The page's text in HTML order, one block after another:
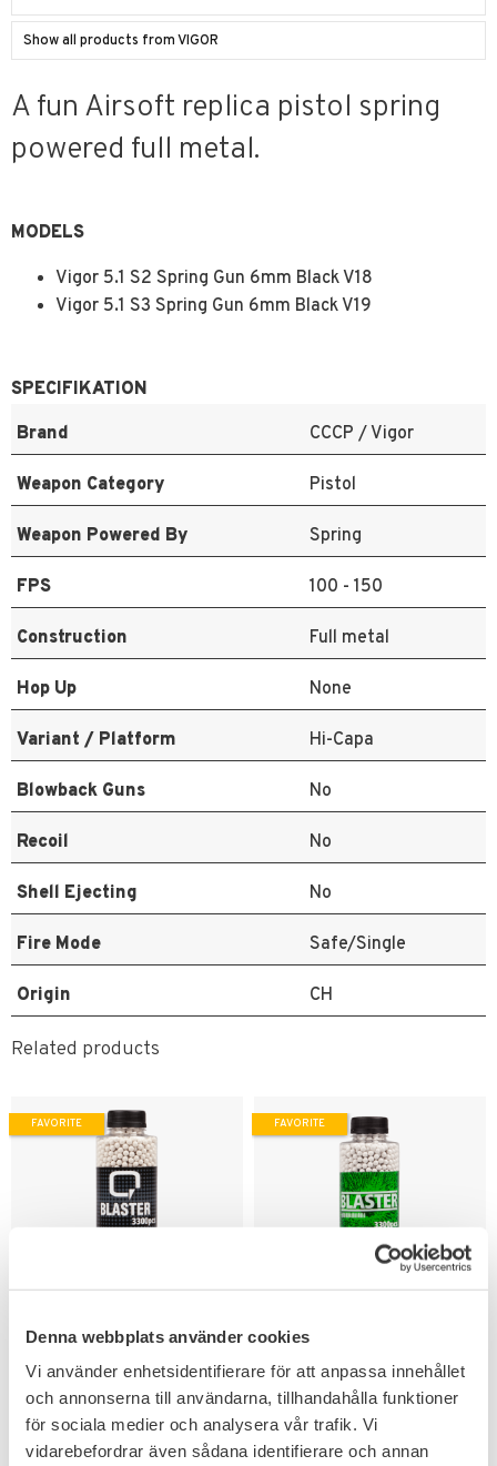
Denna webbplats använder cookies
Vi använder enhetsidentifierare för att anpassa innehållet
och annonserna till användarna, tillhandahålla funktioner
för sociala medier och analysera vår trafik. Vi
vidarebefordrar även sådana identifierare och annan
Show all products from VIGOR
A fun Airsoft replica pistol spring
powered full metal.
MODELS
Vigor 5.1 S2 Spring Gun 6mm Black V18
Vigor 5.1 S3 Spring Gun 6mm Black V19
SPECIFIKATION
Brand
CCCP / Vigor
Weapon Category Pistol
Weapon Powered By Spring
FPS 100 - 150
Construction Full metal
Hop Up None
Variant / Platform Hi-Capa
Blowback Guns No
Recoil No
Shell Ejecting No
Fire Mode Safe/Single
Origin CH
Related products
ASG Airsoft BB Q
Blaster 3300 kulor
Passar låg effekt & fjäderdrivna
Airsoft replikor.
143KR
FAVORITE
ASG Airsoft BB Blaster
3300 skott
Ultimat släthet ger
högkvalitativa airsoftkulor.
FAVORITE